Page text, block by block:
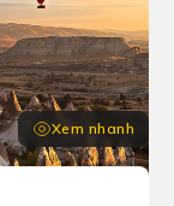
Xem nhanh